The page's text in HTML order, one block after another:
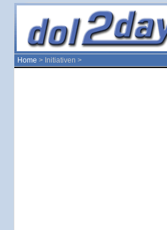
Home > Initiativen >